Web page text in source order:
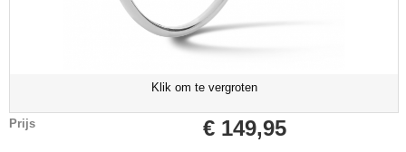
Klik om te vergroten
Prijs € 149,95